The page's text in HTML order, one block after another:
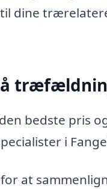
dine
bedste pris
i
at